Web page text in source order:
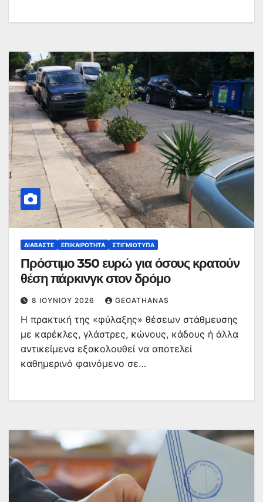
ΔΙΑΒΆΣΤΕ ΕΠΙΚΑΙΡΌΤΗΤΑ ΣΤΙΓΜΙΌΤΥΠΑ
Πρόστιμο 350 ευρώ για όσους κρατούν
θέση πάρκινγκ στον δρόμο
8 ΙΟΥΝΊΟΥ 2026 GEOATHANAS
Η πρακτική της «φύλαξης» θέσεων στάθμευσης
με καρέκλες, γλάστρες, κώνους, κάδους ή άλλα
αντικείμενα εξακολουθεί να αποτελεί
καθημερινό φαινόμενο σε…